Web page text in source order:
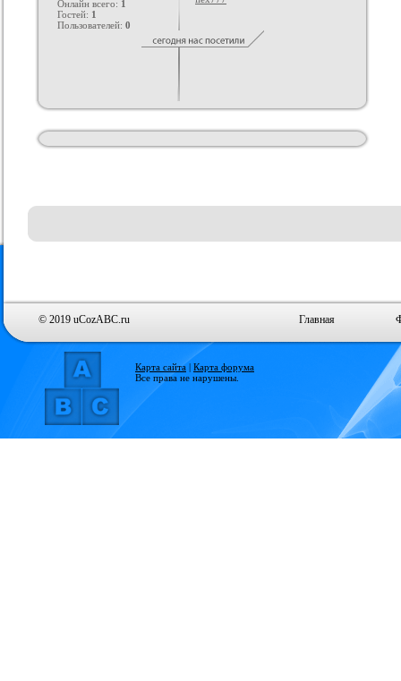
Онлайн всего: 1
Гостей: 1
Пользователей: 0
© 2019 uCozABC.ru Главная
Карта сайта | Карта форума
Все права не нарушены.